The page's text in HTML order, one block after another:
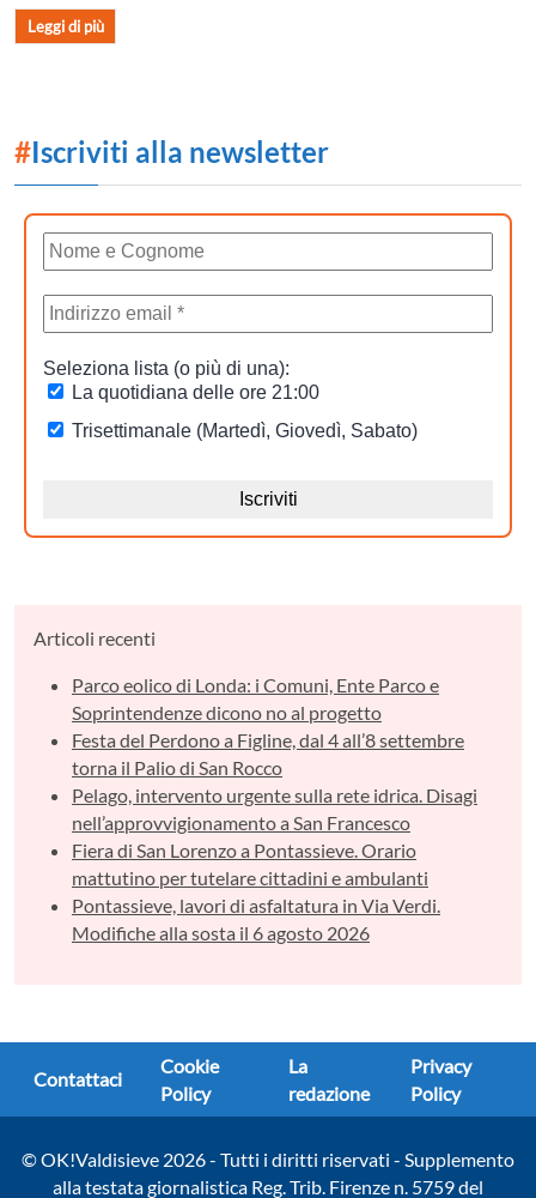
Leggi di più
#Iscriviti alla newsletter
Articoli recenti
Parco eolico di Londa: i Comuni, Ente Parco e
Soprintendenze dicono no al progetto
Festa del Perdono a Figline, dal 4 all’8 settembre
torna il Palio di San Rocco
Pelago, intervento urgente sulla rete idrica. Disagi
nell’approvvigionamento a San Francesco
Fiera di San Lorenzo a Pontassieve. Orario
mattutino per tutelare cittadini e ambulanti
Pontassieve, lavori di asfaltatura in Via Verdi.
Modifiche alla sosta il 6 agosto 2026
Contattaci
Cookie
Policy
La
redazione
Privacy
Policy
© OK!Valdisieve 2026 - Tutti i diritti riservati - Supplemento
alla testata giornalistica Reg. Trib. Firenze n. 5759 del